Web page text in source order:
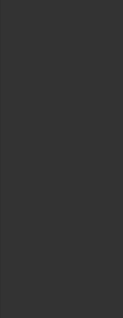
view 6 of 6 Kit